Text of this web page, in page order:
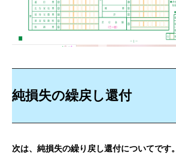
純損失の繰戻し還付
次は、純損失の繰り戻し還付についてです。